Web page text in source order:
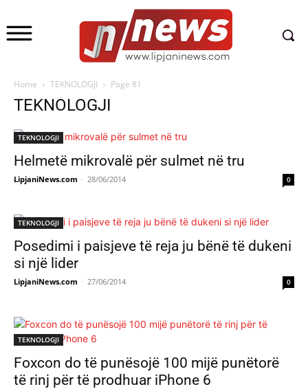
Home TEKNOLOGJI Page 81
TEKNOLOGJI
TEKNOLOGJI
Helmetë mikrovalë për sulmet në tru
LipjaniNews.com - 28/06/2014 0
TEKNOLOGJI
Posedimi i paisjeve të reja ju bënë të dukeni
si një lider
LipjaniNews.com - 27/06/2014 0
TEKNOLOGJI
Foxcon do të punësojë 100 mijë punëtorë
të rinj për të prodhuar iPhone 6